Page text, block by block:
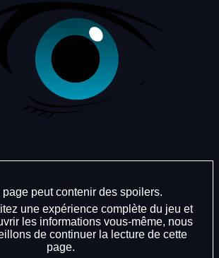
peut contenir des spoilers.
une expérience complète du jeu et
les informations vous-même, nous
de continuer la lecture de cette
page.